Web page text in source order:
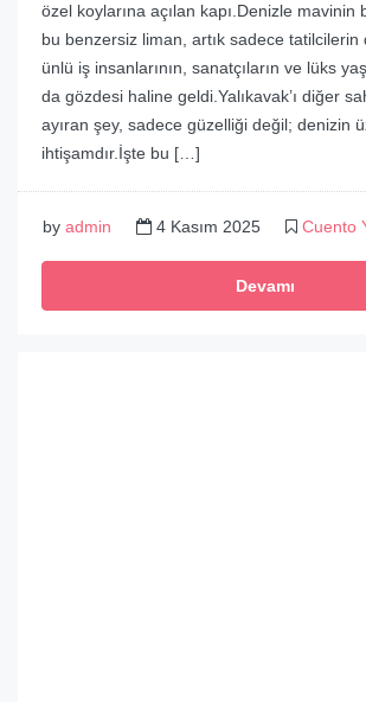
özel koylarına açılan kapı.Denizle mavinin
bu benzersiz liman, artık sadece tatilcilerin
ünlü iş insanlarının, sanatçıların ve lüks
da gözdesi haline geldi.Yalıkavak’ı diğer
ayıran şey, sadece güzelliği değil; denizin
ihtişamdır.İşte bu […]
by admin 4 Kasım 2025 Cuento
Devamı